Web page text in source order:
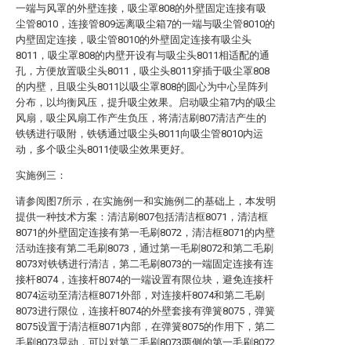
一端与风罩的外壁连接，吸尘罩808的外壁固定连接有吸
尘管8010，连接管809远离吸尘箱7的一端与吸尘管8010的
内壁固定连接，吸尘管8010的外壁固定连接有吸尘头
8011，吸尘罩808的内壁开设有与吸尘头8011相适配的通
孔，方便放置吸尘头8011，吸尘头8011穿插于吸尘罩808
的内壁，且吸尘头8011以吸尘罩808的圆心为中心呈阵列
分布，以均衡风压，提升吸尘效果。启动吸尘箱7内的吸尘
风扇，吸尘风扇工作产生负压，将清洁刷807清洁产生的
铁锈进行吸附，铁锈通过吸尘头8011向吸尘管8010内运
动，多个吸尘头8011使吸尘效果更好。
实施例三：
请参阅图7所示，在实施例一和实施例二的基础上，本发明
提供一种技术方案：清洁刷807包括清洁框8071，清洁框
8071的外壁固定连接有第一毛刷8072，清洁框8071的内壁
活动连接有第二毛刷8073，通过第一毛刷8072和第二毛刷
8073对铁锈进行清洁，第二毛刷8073的一端固定连接有连
接杆8074，连接杆8074的一端设置有限位块，避免连接杆
8074运动至清洁框8071外部，对连接杆8074和第二毛刷
8073进行限位，连接杆8074的外壁套接有弹簧8075，弹簧
8075设置于清洁框8071内部，在弹簧8075的作用下，第二
毛刷8073晃动，可以对第二毛刷8073两侧的第一毛刷8072